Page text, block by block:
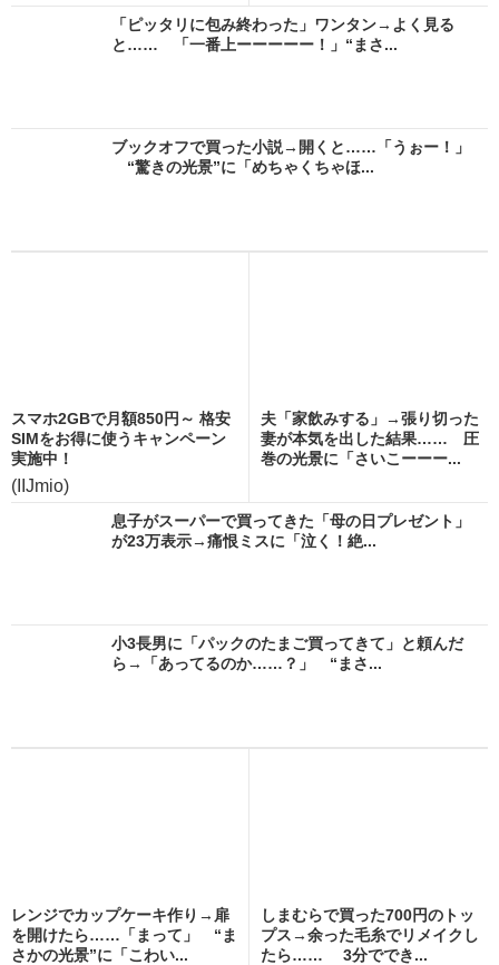
「ピッタリに包み終わった」ワンタン→よく見る
と…… 「一番上ーーーーー！」“まさ...
ブックオフで買った小説→開くと……「うぉー！」
“驚きの光景”に「めちゃくちゃほ...
スマホ2GBで月額850円～ 格安
SIMをお得に使うキャンペーン
実施中！
(IIJmio)
夫「家飲みする」→張り切った
妻が本気を出した結果…… 圧
巻の光景に「さいこーーー...
息子がスーパーで買ってきた「母の日プレゼント」
が23万表示→痛恨ミスに「泣く！絶...
小3長男に「パックのたまご買ってきて」と頼んだ
ら→「あってるのか……？」 “まさ...
レンジでカップケーキ作り→扉
を開けたら……「まって」 “ま
さかの光景”に「こわい...
しまむらで買った700円のトッ
プス→余った毛糸でリメイクし
たら…… 3分ででき...